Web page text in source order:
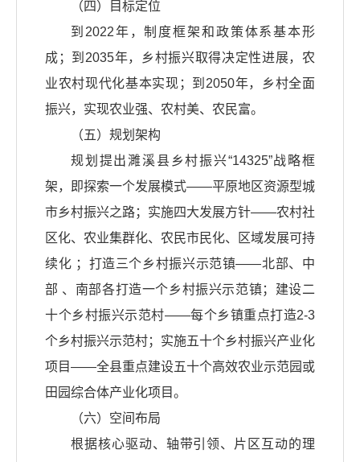
（四）目标定位
到2022年，制度框架和政策体系基本形
成；到2035年，乡村振兴取得决定性进展，农
业农村现代化基本实现；到2050年，乡村全面
振兴，实现农业强、农村美、农民富。
（五）规划架构
规划提出濉溪县乡村振兴“14325”战略框
架，即探索一个发展模式——平原地区资源型城
市乡村振兴之路；实施四大发展方针——农村社
区化、农业集群化、农民市民化、区域发展可持
续化 ；打造三个乡村振兴示范镇——北部、中
部 、南部各打造一个乡村振兴示范镇；建设二
十个乡村振兴示范村——每个乡镇重点打造2-3
个乡村振兴示范村；实施五十个乡村振兴产业化
项目——全县重点建设五十个高效农业示范园或
田园综合体产业化项目。
（六）空间布局
根据核心驱动、轴带引领、片区互动的理